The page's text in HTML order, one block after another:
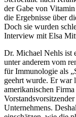
der Gabe von
die Ergebnisse über
Doch sie wurden
Interview mit Elsa
Dr. Michael Nehls ist
unter anderem vom
für Immunologie als
geehrt wurde. Er war
amerikanischen
Unternehmens.